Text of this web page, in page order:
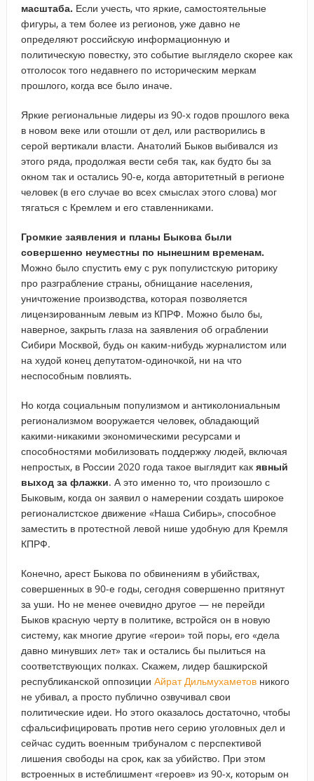
масштаба. Если учесть, что яркие, самостоятельные
фигуры, а тем более из регионов, уже давно не
определяют российскую информационную и
политическую повестку, это событие выглядело скорее как
отголосок того недавнего по историческим меркам
прошлого, когда все было иначе.
Яркие региональные лидеры из 90-х годов прошлого века
в новом веке или отошли от дел, или растворились в
серой вертикали власти. Анатолий Быков выбивался из
этого ряда, продолжая вести себя так, как будто бы за
окном так и остались 90-е, когда авторитетный в регионе
человек (в его случае во всех смыслах этого слова) мог
тягаться с Кремлем и его ставленниками.
Громкие заявления и планы Быкова были
совершенно неуместны по нынешним временам.
Можно было спустить ему с рук популистскую риторику
про разграбление страны, обнищание населения,
уничтожение производства, которая позволяется
лицензированным левым из КПРФ. Можно было бы,
наверное, закрыть глаза на заявления об ограблении
Сибири Москвой, будь он каким-нибудь журналистом или
на худой конец депутатом-одиночкой, ни на что
неспособным повлиять.
Но когда социальным популизмом и антиколониальным
регионализмом вооружается человек, обладающий
какими-никакими экономическими ресурсами и
способностями мобилизовать поддержку людей, включая
непростых, в России 2020 года такое выглядит как явный
выход за флажки. А это именно то, что произошло с
Быковым, когда он заявил о намерении создать широкое
регионалистское движение «Наша Сибирь», способное
заместить в протестной левой нише удобную для Кремля
КПРФ.
Конечно, арест Быкова по обвинениям в убийствах,
совершенных в 90-е годы, сегодня совершенно притянут
за уши. Но не менее очевидно другое — не перейди
Быков красную черту в политике, встройся он в новую
систему, как многие другие «герои» той поры, его «дела
давно минувших лет» так и остались бы пылиться на
соответствующих полках. Скажем, лидер башкирской
республиканской оппозиции Айрат Дильмухаметовникого
не убивал, а просто публично озвучивал свои
политические идеи. Но этого оказалось достаточно, чтобы
сфальсифицировать против него серию уголовных дел и
сейчас судить военным трибуналом с перспективой
лишения свободы на срок, как за убийство. При этом
встроенных в истеблишмент «героев» из 90-х, которым он